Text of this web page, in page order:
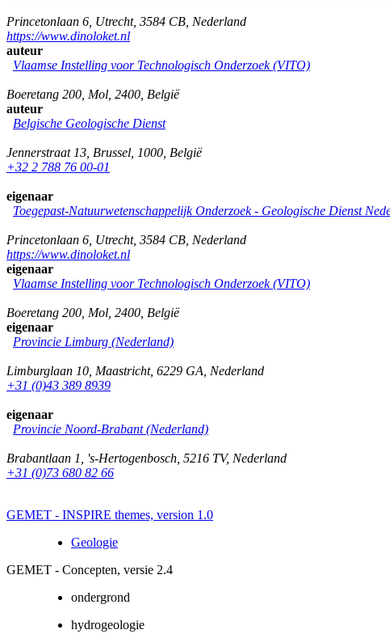
Princetonlaan 6 Utrecht, 3584 CB Nederland
https://www.dinoloket.nl
auteur
Vlaamse Instelling voor Technologisch Onderzoek (VITO)
Boeretang 200 Mol 2400 België
auteur
Belgische Geologische Dienst
Jennerstraat 13 Brussel 1000 België
+32 2 788 76 00-01
eigenaar
Toegepast-Natuurwetenschappelijk Onderzoek - Geologische Dienst
Princetonlaan 6 Utrecht, 3584 CB Nederland
https://www.dinoloket.nl
eigenaar
Vlaamse Instelling voor Technologisch Onderzoek (VITO)
Boeretang 200 Mol 2400 België
eigenaar
Provincie Limburg (Nederland)
Limburglaan 10 Maastricht, 6229 GA Nederland
+31 (0)43 389 8939
eigenaar
Provincie Noord-Brabant (Nederland)
Brabantlaan 1 's-Hertogenbosch 5216 TV, Nederland
+31 (0)73 680 82 66
GEMET - INSPIRE themes, version 1.0
Geologie
GEMET - Concepten, versie 2.4
ondergrond
hydrogeologie